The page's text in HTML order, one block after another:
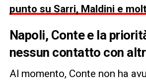
punto su Sarri, Maldini e
Napoli, Conte e la
nessun contatto con
Al momento, Conte non ha